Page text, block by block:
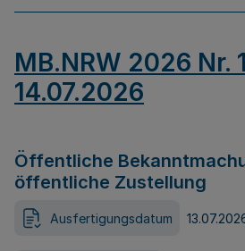
MB.NRW 2026 Nr.
14.07.2026
Öffentliche
öffentliche Zustellung
Ausfertigungsdatum